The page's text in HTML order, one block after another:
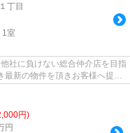
１丁目
1室
社に負けない総合仲介店を目指
最新の物件を頂きお客様へ提供
円)
円